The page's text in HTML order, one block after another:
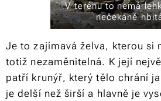
V terénu to nemá
nečekaně
Je to zajímavá želva, kterou si
totiž nezaměnitelná. K její
patří krunýř, který tělo chrání
je delší než širší a hlavně je